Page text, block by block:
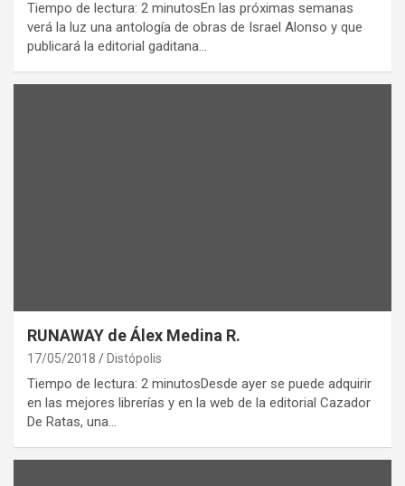
Tiempo de lectura: 2 minutosEn las próximas semanas
verá la luz una antología de obras de Israel Alonso y que
publicará la editorial gaditana…
RUNAWAY de Álex Medina R.
17/05/2018 Distópolis
Tiempo de lectura: 2 minutosDesde ayer se puede adquirir
en las mejores librerías y en la web de la editorial Cazador
De Ratas, una…